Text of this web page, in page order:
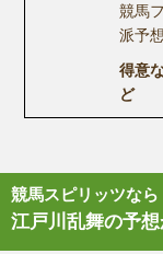
競馬
派予想
得意
ど
競馬スピリッツなら
江戸川乱舞の予